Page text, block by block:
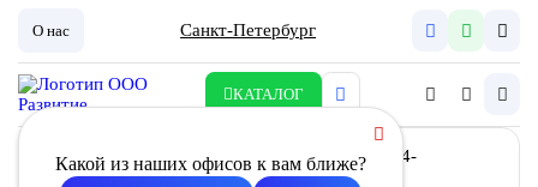
О нас Санкт-Петербург
КАТАЛОГ
Какой из наших офисов к вам ближе?